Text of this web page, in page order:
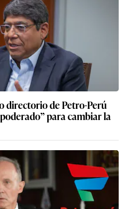
directorio de Petro-Perú
para cambiar la